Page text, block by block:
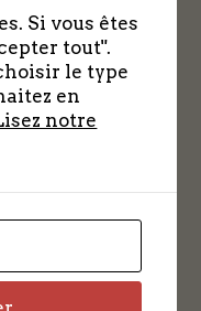
malgré
à vélo sur tout
car
Gagnon
et Clavel
Herbelin à La
la coordination
d’actions
et les
l’automne
Si vous êtes
tout".
le type
en
notre